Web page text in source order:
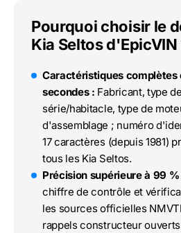
Pourquoi choisir le
Kia Seltos d'EpicVIN
Caractéristiques complètes
secondes : Fabricant, type
série/habitacle, type de
d'assemblage ; numéro
17 caractères (depuis 1981)
tous les Kia Seltos.
Précision supérieure à 99 %
chiffre de contrôle et
les sources officielles
rappels constructeur